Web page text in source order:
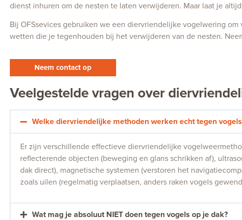
dienst inhuren om de nesten te laten verwijderen. Maar laat je
Bij OFSsevices gebruiken we een diervriendelijke vogelwering
wetten die je tegenhouden bij het verwijderen van de nesten.
Neem contact op
Veelgestelde vragen over
Welke diervriendelijke methoden werken echt tegen
Er zijn verschillende effectieve diervriendelijke
reflecterende objecten (beweging en glans schrikken af),
dak direct), magnetische systemen (verstoren het
zoals uilen (regelmatig verplaatsen, anders raken vogels
Wat mag je absoluut NIET doen tegen vogels op je dak?